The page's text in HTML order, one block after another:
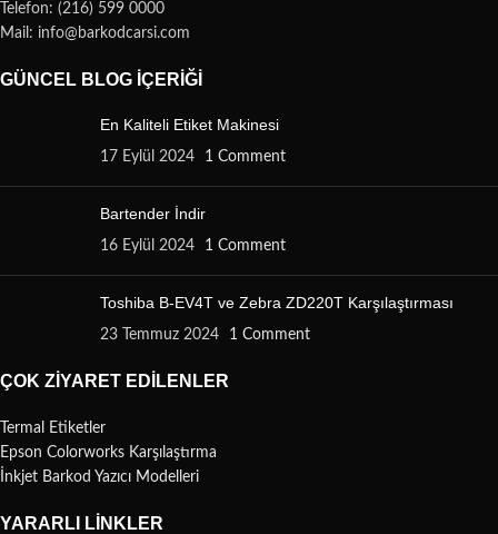
Telefon: (216) 599 0000
Mail: info@barkodcarsi.com
GÜNCEL BLOG İÇERIĞI
En Kaliteli Etiket Makinesi
17 Eylül 2024 1 Comment
Bartender İndir
16 Eylül 2024 1 Comment
Toshiba B-EV4T ve Zebra ZD220T Karşılaştırması
23 Temmuz 2024 1 Comment
ÇOK ZIYARET EDILENLER
Termal Etiketler
Epson Colorworks Karşılaştırma
İnkjet Barkod Yazıcı Modelleri
YARARLI LINKLER